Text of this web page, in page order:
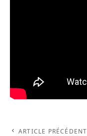
ARTICLE PRÉCÉDENT